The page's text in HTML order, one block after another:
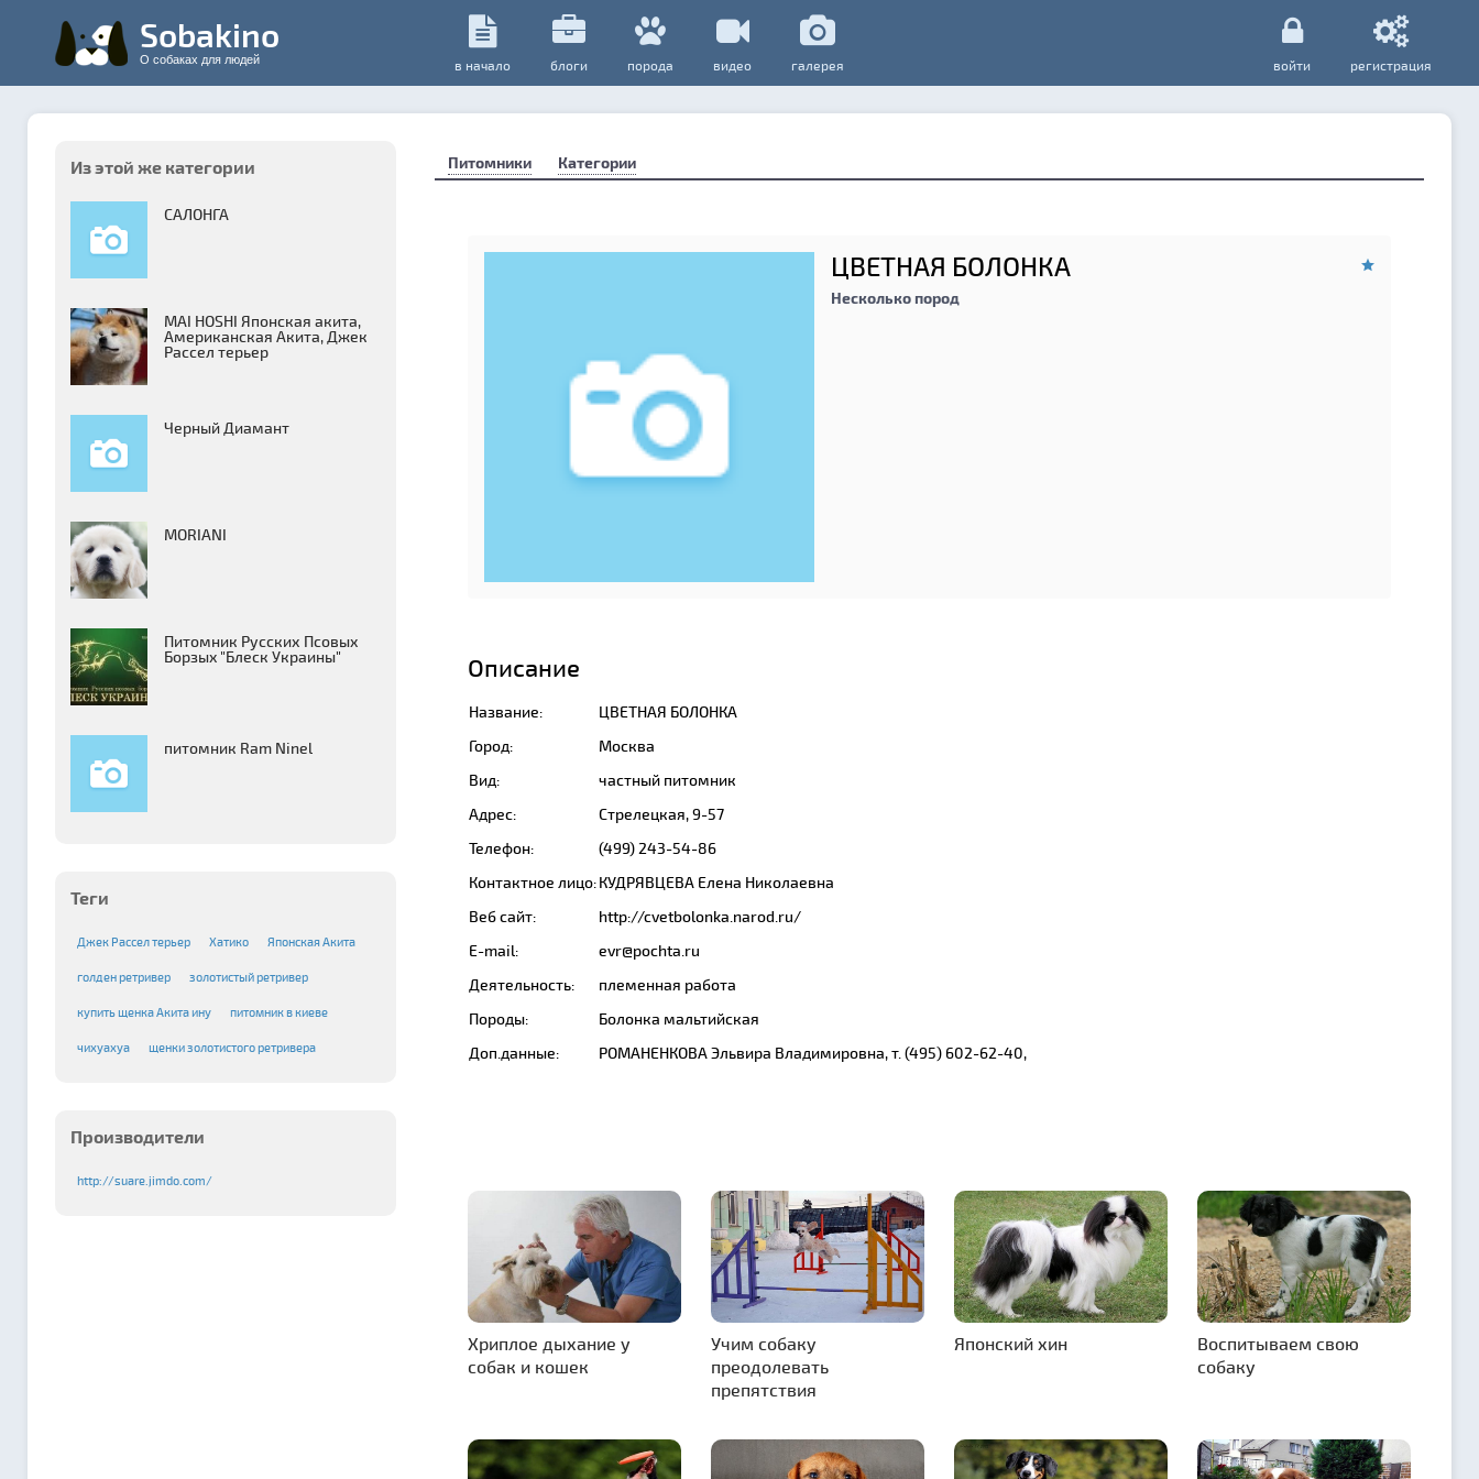
Sobakino
О собаках для людей в начало блоги порода видео галерея войти регистрация
Из этой же категории
САЛОНГА
MAI HOSHI Японская акита,
Американская Акита, Джек
Рассел терьер
Черный Диамант
MORIANI
Питомник Русских Псовых
Борзыx "Блеск Украины"
питомник Ram Ninel
Теги
Джек Рассел терьер Хатико Японская Акита
голден ретривер золотистый ретривер
купить щенка Акита ину питомник в киеве
чихуахуа щенки золотистого ретривера
Производители
http://suare.jimdo.com/
Питомники Категории
ЦВЕТНАЯ БОЛОНКА
Несколько пород
Описание
Название:
ЦВЕТНАЯ БОЛОНКА
Город:
Москва
Вид:
частный питомник
Адрес:
Стрелецкая, 9-57
Телефон:
(499) 243-54-86
Контактное лицо:КУДРЯВЦЕВА Елена Николаевна
Веб сайт:
http://cvetbolonka.narod.ru/
E-mail:
evr@pochta.ru
Деятельность:
племенная работа
Породы:
Болонка мальтийская
Доп.данные:
РОМАНЕНКОВА Эльвира Владимировна, т. (495) 602-62-40,
Хриплое дыхание у
собак и кошек
Учим собаку
преодолевать
препятствия
Японский хин
Воспитываем свою
собаку